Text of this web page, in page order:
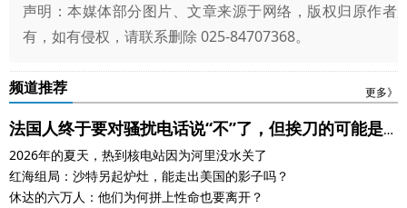
声明：本媒体部分图片、文章来源于网络，版权归原作者
有，如有侵权，请联系删除 025-84707368。
频道推荐 更多》
法国人终于要对骚扰电话说“不”了，但挨刀的可能是
摩洛哥打工人
2026年的夏天，热到核电站因为河里没水关了
红海组局：沙特另起炉灶，能走出美国的影子吗？
休达的六万人：他们为何拼上性命也要离开？